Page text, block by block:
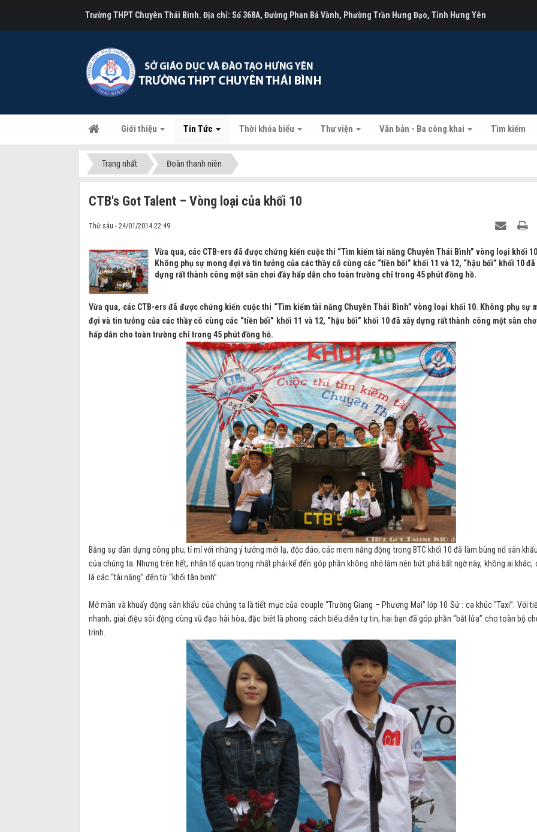
Giới thiệu Tin Tức Thời khóa biểu Thư viện Văn bản - Ba công khai Tìm kiếm
Trường THPT Chuyên Thái Bình. Địa chỉ: Số 368A, Đường Phan Bá Vành, Phường Trần Hưng Đạo, Tỉnh Hưng Yên
Trang nhất Đoàn thanh niên
CTB's Got Talent – Vòng loại của khối 10
Thứ sáu - 24/01/2014 22:49
Vừa qua, các CTB-ers đã được chứng kiến cuộc thi “Tìm kiếm tài năng Chuyên Thái Bình” vòng loại khối
Không phụ sự mong đợi và tin tưởng của các thầy cô cùng các “tiền bối” khối 11 và 12, “hậu bối” khối 10 đã
dựng rất thành công một sân chơi đầy hấp dẫn cho toàn trường chỉ trong 45 phút đồng hồ.
Vừa qua, các CTB-ers đã được chứng kiến cuộc thi “Tìm kiếm tài năng Chuyên Thái Bình” vòng loại khối 10. Không phụ sự
đợi và tin tưởng của các thầy cô cùng các “tiền bối” khối 11 và 12, “hậu bối” khối 10 đã xây dựng rất thành công một sân
hấp dẫn cho toàn trường chỉ trong 45 phút đồng hồ.
Bằng sự dàn dựng công phu, tỉ mỉ với những ý tưởng mới lạ, độc đáo, các mem năng động trong BTC khối 10 đã làm bùng nổ sân
của chúng ta. Nhưng trên hết, nhân tố quan trọng nhất phải kể đến góp phần không nhỏ làm nên bứt phá bất ngờ này, không ai khác,
là các “tài năng” đến từ “khối tân binh”.
Mở màn và khuấy động sân khấu của chúng ta là tiết mục của couple “Trường Giang – Phương Mai” lớp 10 Sử : ca khúc “Taxi”. Với
nhanh, giai điệu sôi động cùng vũ đạo hài hòa, đặc biêt là phong cách biểu diễn tự tin, hai bạn đã góp phần “bắt lửa” cho toàn bộ
trình.